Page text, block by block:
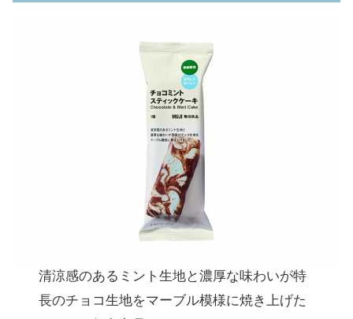
マロブロック チョコミント風味」なども5月
清涼感のあるミント生地と濃厚な味わいが特
長のチョコ生地をマーブル模様に焼き上げた